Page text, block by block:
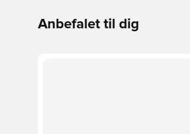
Anbefalet til dig